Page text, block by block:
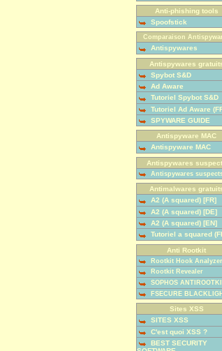
Anti-phishing tools
Spoofstick
Comparaison
Antispywares
Antispywares
Spybot S&D
Ad Aware
Tutoriel Spybot S&D
Tutoriel Ad Aware
SPYWARE GUIDE
Antispyware MAC
Antispyware MAC
Antispywares
Antispywares
Antimalwares
A2 (A squared) [FR]
A2 (A squared) [DE]
A2 (A squared) [EN]
Tutoriel a squared
Anti Rootkit
Rootkit Hook Analyzer
Rootkit Revealer
SOPHOS
FSECURE
Sites XSS
SITES XSS
C'est quoi XSS ?
BEST SECURITY